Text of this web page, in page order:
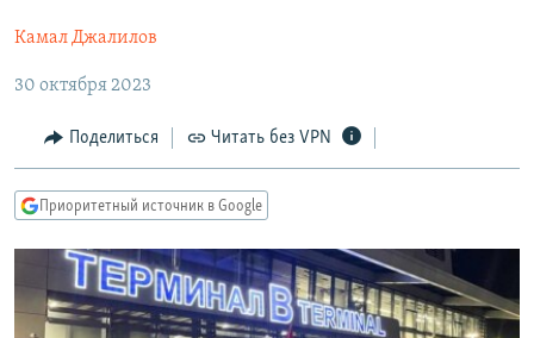
Вернутся
навигации
Вернутся
поиску
МНЕНИЯ
КУЛЬТУРА
IDEL.РЕАЛИИ
СЕВЕР.РЕАЛИИ
СИБИРЬ.РЕАЛИИ
РАСПИСАНИЕ ВЕЩАНИЯ
Камал Джалилов
30 октября 2023
Поделиться Читать без VPN
Приоритетный источник в Google